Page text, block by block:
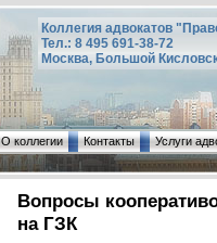
Коллегия адвокатов
Тел.: 8 495 691-38-72
Москва, Большой
О коллегии Контакты Услуги
Вопросы
на ГЗК